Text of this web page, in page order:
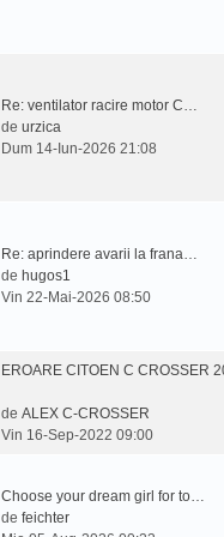
a
t
m
s
j
Re: ventilator racire motor C…
deurzica
V
l
i
m
s
a
Dum 14-Iun-2026 21:08
Re: aprindere avarii la frana…
de hugos1
V
u
t
i
Vin 22-Mai-2026 08:50
EROARE CITOEN C CROSSER
deALEX C-CROSSER
i
Vin 16-Sep-2022 09:00
Choose your dream girl for to…
defeichter
V